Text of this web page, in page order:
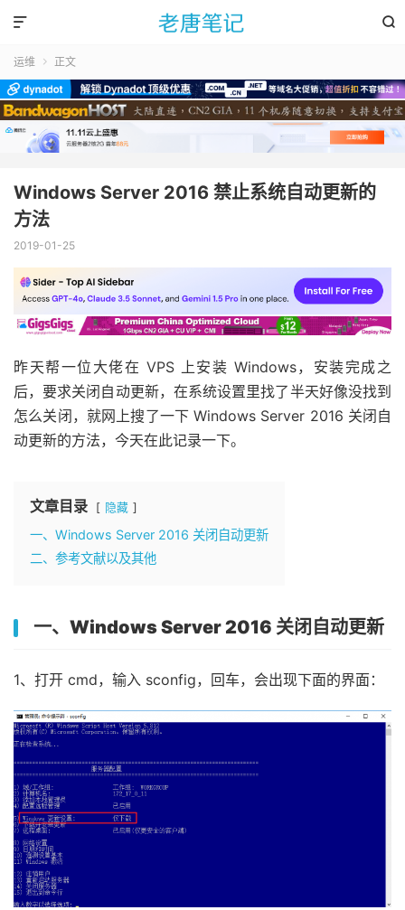


运维  正文
Windows Server 2016 禁止系统自动更新的
方法
2019-01-25
昨天帮一位大佬在 VPS 上安装 Windows，安装完成之
后，要求关闭自动更新，在系统设置里找了半天好像没找到
怎么关闭，就网上搜了一下 Windows Server 2016 关闭自
动更新的方法，今天在此记录一下。
文章目录 隐藏
一、Windows Server 2016 关闭自动更新
二、参考文献以及其他
一、Windows Server 2016 关闭自动更新
1、打开 cmd，输入 sconfig，回车，会出现下面的界面：